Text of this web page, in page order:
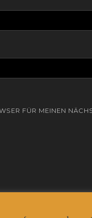
FÜR MEINEN